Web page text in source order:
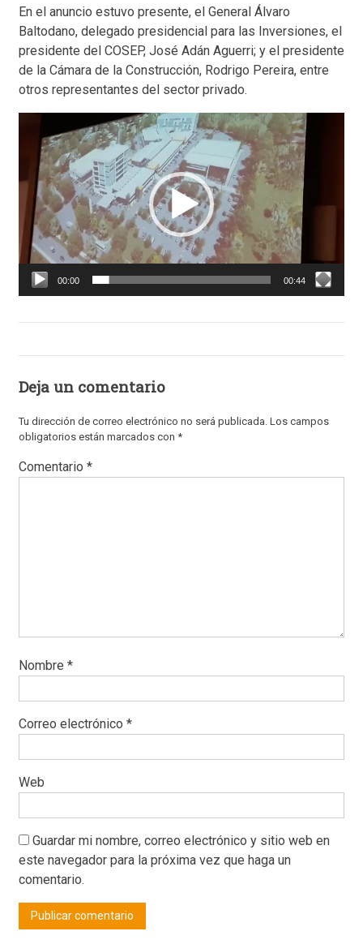
En el anuncio estuvo presente, el General Álvaro
Baltodano, delegado presidencial para las Inversiones, el
presidente del COSEP, José Adán Aguerri; y el presidente
de la Cámara de la Construcción, Rodrigo Pereira, entre
otros representantes del sector privado.
vídeo
00:00 00:44
Deja un comentario
Tu dirección de correo electrónico no será publicada. Los campos
obligatorios están marcados con *
Comentario *
Nombre *
Correo electrónico *
Web
Guardar mi nombre, correo electrónico y sitio web en
este navegador para la próxima vez que haga un
comentario.